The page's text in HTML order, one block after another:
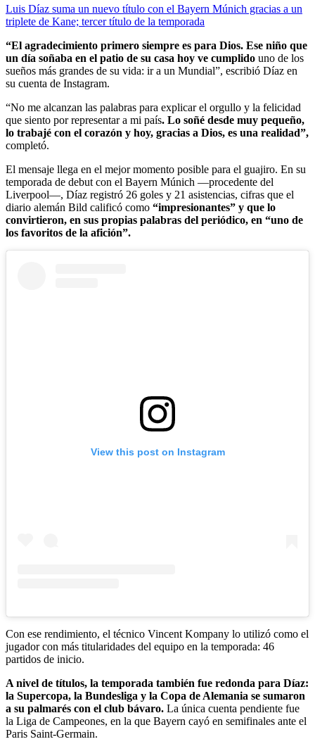
Luis Díaz suma un nuevo título con el Bayern Múnich gracias a un
triplete de Kane; tercer título de la temporada
“El agradecimiento primero siempre es para Dios. Ese niño que
un día soñaba en el patio de su casa hoy ve cumplido uno de los
sueños más grandes de su vida: ir a un Mundial”, escribió Díaz en
su cuenta de Instagram.
“No me alcanzan las palabras para explicar el orgullo y la felicidad
que siento por representar a mi país. Lo soñé desde muy pequeño,
lo trabajé con el corazón y hoy, gracias a Dios, es una realidad”,
completó.
El mensaje llega en el mejor momento posible para el guajiro. En su
temporada de debut con el Bayern Múnich —procedente del
Liverpool—, Díaz registró 26 goles y 21 asistencias, cifras que el
diario alemán Bild calificó como “impresionantes” y que lo
convirtieron, en sus propias palabras del periódico, en “uno de
los favoritos de la afición”.
View this post on Instagram
Con ese rendimiento, el técnico Vincent Kompany lo utilizó como el
jugador con más titularidades del equipo en la temporada: 46
partidos de inicio.
A nivel de títulos, la temporada también fue redonda para Díaz:
la Supercopa, la Bundesliga y la Copa de Alemania se sumaron
a su palmarés con el club bávaro. La única cuenta pendiente fue
la Liga de Campeones, en la que Bayern cayó en semifinales ante el
Paris Saint-Germain.